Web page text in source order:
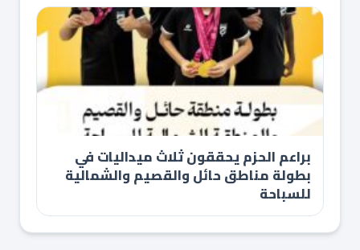
براعم الحزم يحققون ثلاث ميداليات في
بطولة مناطق حائل والقصيم والشمالية
للسباحة